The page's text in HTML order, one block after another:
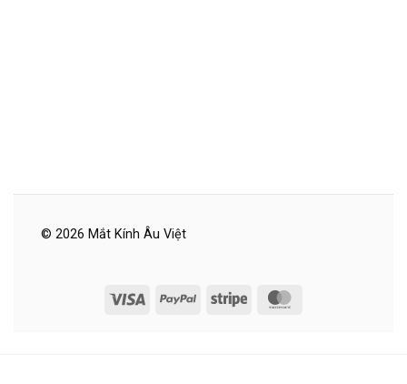
© 2026 Mắt Kính Âu Việt
Visa PayPal Stripe